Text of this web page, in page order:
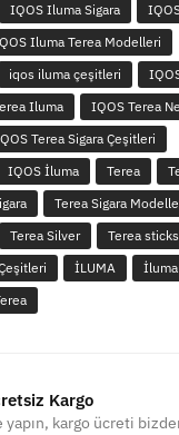
IQOS Iluma Sigara
Iluma Terea Modelleri
iqos iluma çeşitleri
Iluma
IQOS Terea
Terea Sigara Çeşitleri
IQOS İluma Terea
Terea Sigara
Terea Silver Terea sticks
İLUMA
Kargo
kargo ücreti